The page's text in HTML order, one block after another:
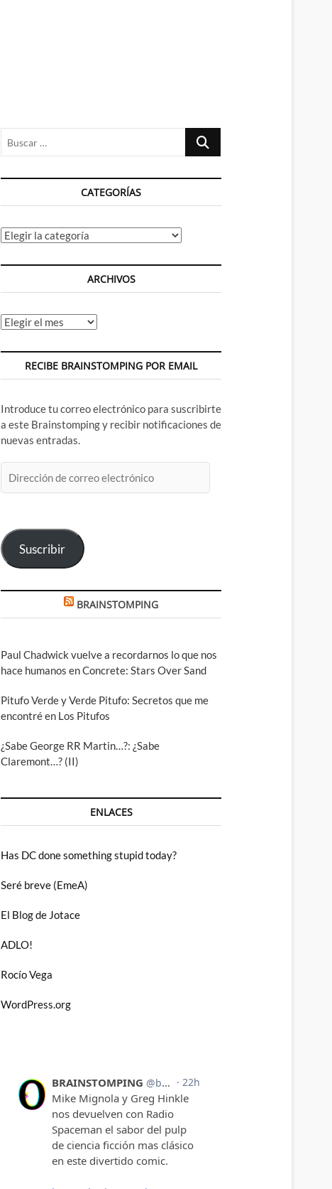
Buscar
CATEGORÍAS
Categorías
ARCHIVOS
Archivos
RECIBE BRAINSTOMPING POR EMAIL
Introduce tu correo electrónico para suscribirte
a este Brainstomping y recibir notificaciones de
nuevas entradas.
de
Suscribir
BRAINSTOMPING
Paul Chadwick vuelve a recordarnos lo que nos
hace humanos en Concrete: Stars Over Sand
Pitufo Verde y Verde Pitufo: Secretos que me
encontré en Los Pitufos
¿Sabe George RR Martin…?: ¿Sabe
Claremont…? (II)
ENLACES
Has DC done something stupid today?
Seré breve (EmeA)
El Blog de Jotace
ADLO!
Rocío Vega
WordPress.org